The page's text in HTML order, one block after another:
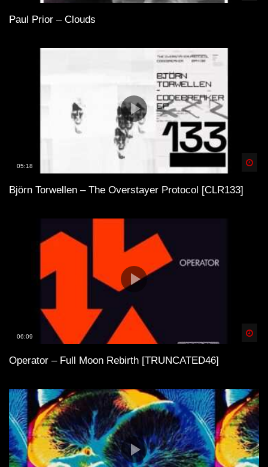
Paul Prior – Clouds
05:18
Björn Torwellen – The Overstayer Protocol [CLR133]
06:09
Operator – Full Moon Rebirth [TRUNCATED46]